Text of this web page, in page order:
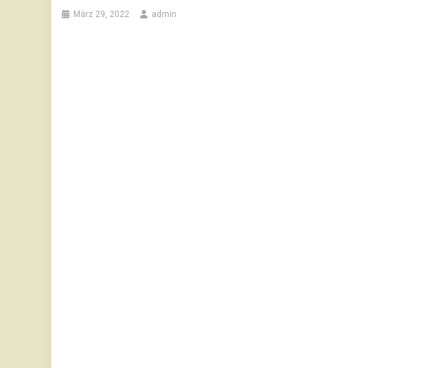
März 29, 2022 admin